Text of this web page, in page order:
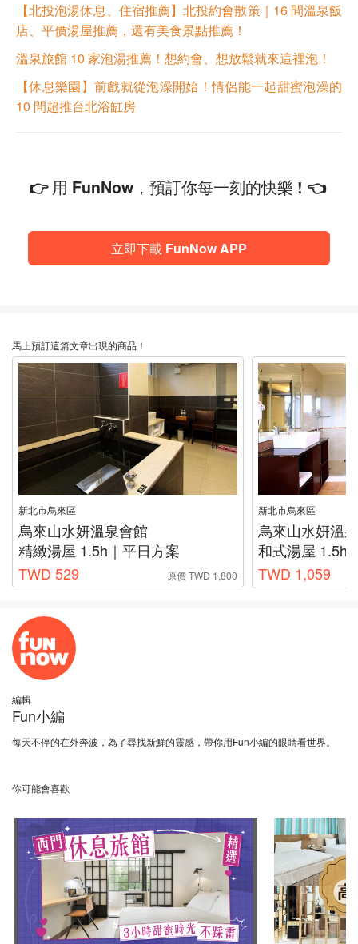
【北投泡湯休息、住宿推薦】北投約會散策｜16 間溫泉飯
店、平價湯屋推薦，還有美食景點推薦！
溫泉旅館 10 家泡湯推薦！想約會、想放鬆就來這裡泡！
【休息樂園】前戲就從泡澡開始！情侶能一起甜蜜泡澡的
10 間超推台北浴缸房
👉 用 FunNow，預訂你每一刻的快樂 ! 👈
立即下載 FunNow APP
馬上預訂這篇文章出現的商品！
新北市烏來區
烏來山水妍溫泉會館
精緻湯屋 1.5h｜平日方案
原價 TWD 1,800
TWD 529
新北市烏來區
烏來山水妍溫
和式湯屋 1.5h
TWD 1,059
編輯
Fun小編
每天不停的在外奔波，為了尋找新鮮的靈感，帶你用Fun小編的眼睛看世界。
你可能會喜歡